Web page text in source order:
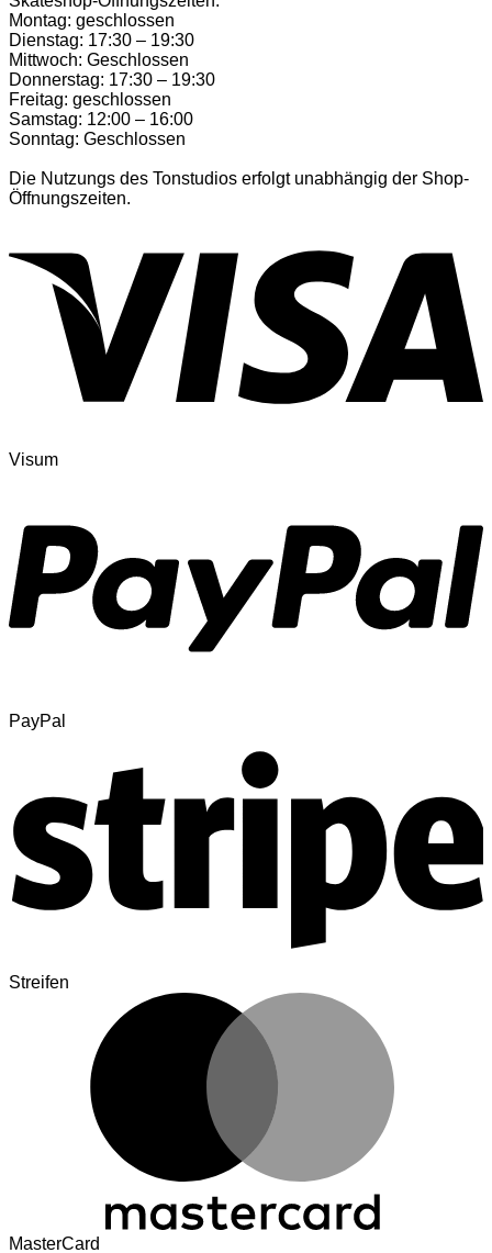
Montag: geschlossen
Dienstag: 17:30 – 19:30
Mittwoch: Geschlossen
Donnerstag: 17:30 – 19:30
Freitag: geschlossen
Samstag: 12:00 – 16:00
Sonntag: Geschlossen
Die Nutzungs des Tonstudios erfolgt unabhängig der Shop-
Öffnungszeiten.
Visum
PayPal
Streifen
MasterCard